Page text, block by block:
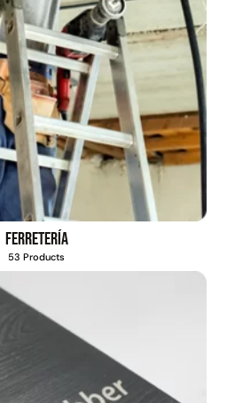
Ferretería
53 Products